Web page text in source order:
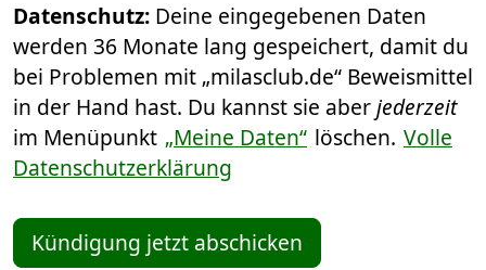
Datenschutz: Deine eingegebenen Daten
werden 36 Monate lang gespeichert, damit du
bei Problemen mit „milasclub.de“ Beweismittel
in der Hand hast. Du kannst sie aberjederzeit
im Menüpunkt „Meine Daten“ löschen. Volle
Datenschutzerklärung
Kündigung jetzt abschicken